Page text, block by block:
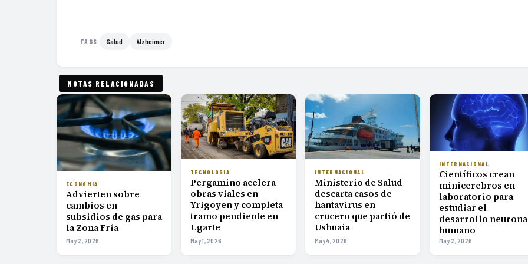
TAGS Salud Alzheimer
NOTAS RELACIONADAS
ECONOMÍA
Advierten sobre
cambios en
subsidios de gas para
la Zona Fría
May 2, 2026
TECNOLOGÍA
Pergamino acelera
obras viales en
Yrigoyen y completa
tramo pendiente en
Ugarte
May 1, 2026
INTERNACIONAL
Ministerio de Salud
descarta casos de
hantavirus en
crucero que partió de
Ushuaia
May 4, 2026
INTERNACIONAL
Científicos crean
minicerebros en
laboratorio para
estudiar el
desarrollo
humano
May 2, 2026